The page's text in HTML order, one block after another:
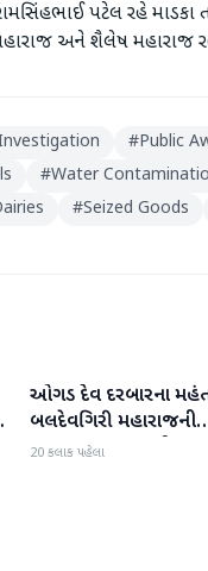
પટેલ રહે માડકા
અને શૈલેષ મહારાજ
#Public
#Water
#Seized Goods
બનાસકાંઠા
ઓગડ દેવ દરબારના
બલદેવગિરી મહારાજની
અટકાયત બાદ જામીન પર
20 કલાક પહેલા